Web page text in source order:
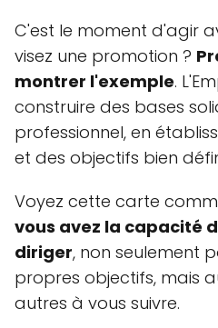
C'est le moment d'agir
visez une promotion ?
montrer l'exemple.
construire des bases
professionnel, en
et des objectifs bien
Voyez cette carte
vous avez la capacité
diriger, non seulement
propres objectifs, mais
autres à vous suivre.